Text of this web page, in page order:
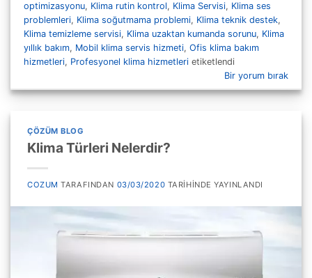
optimizasyonu, Klima rutin kontrol, Klima Servisi, Klima ses
problemleri, Klima soğutmama problemi, Klima teknik destek,
Klima temizleme servisi, Klima uzaktan kumanda sorunu, Klima
yıllık bakım, Mobil klima servis hizmeti,Ofis klima bakım
hizmetleri, Profesyonel klima hizmetleri etiketlendi
Bir yorum bırak
ÇÖZÜM BLOG
Klima Türleri Nelerdir?
COZUM TARAFINDAN 03/03/2020 TARIHINDE YAYINLANDI